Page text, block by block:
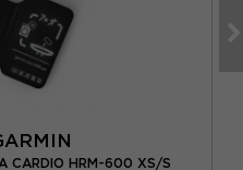
CARDIO HRM-600 XS/S